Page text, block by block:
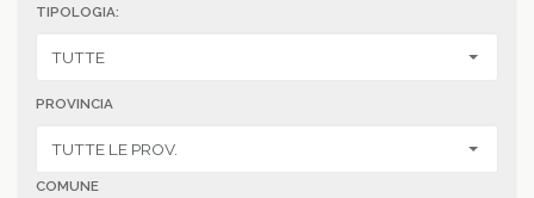
TIPOLOGIA:
PROVINCIA
COMUNE